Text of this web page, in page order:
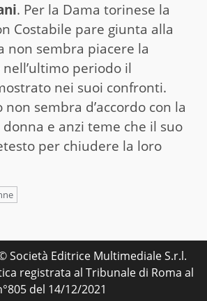
. Per la Dama torinese la
Costabile pare giunta alla
non sembra piacere la
periodo il
nei suoi confronti.
sembra d’accordo con la
e anzi teme che il suo
per chiudere la loro
Società Editrice Multimediale S.r.l.
registrata al Tribunale di Roma al
del 14/12/2021